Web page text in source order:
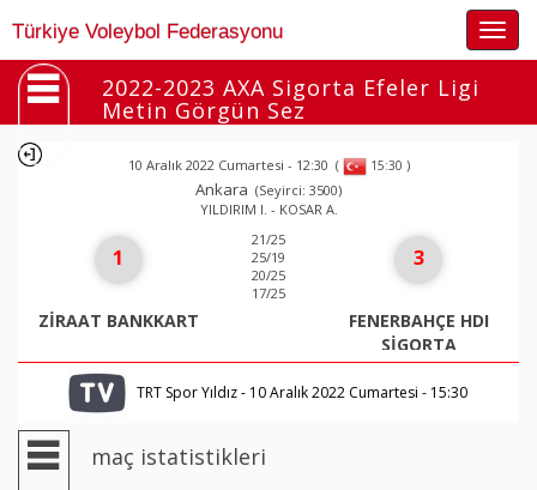
Türkiye Voleybol Federasyonu
2022-2023 AXA Sigorta Efeler Ligi
Metin Görgün Sez
10 Aralık 2022 Cumartesi - 12:30 ( 15:30 )
Ankara (Seyirci: 3500)
YILDIRIM I. - KOSAR A.
1
ZİRAAT BANKKART
21/25
25/19
20/25
17/25
3
FENERBAHÇE HDI
SİGORTA
TRT Spor Yıldız - 10 Aralık 2022 Cumartesi - 15:30
maç istatistikleri